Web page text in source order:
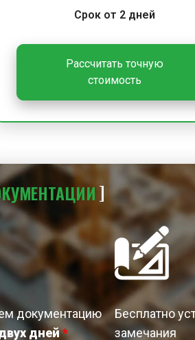
Срок от 2 дней
Рассчитать точную
стоимость
документацию
дней*
Бесплатно
замечания